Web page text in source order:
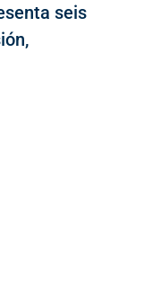
seis